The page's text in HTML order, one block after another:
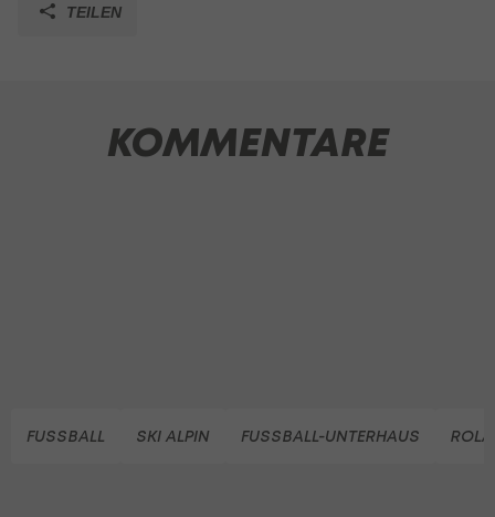
TEILEN
KOMMENTARE
FUSSBALL SKI ALPIN FUSSBALL-UNTERHAUS